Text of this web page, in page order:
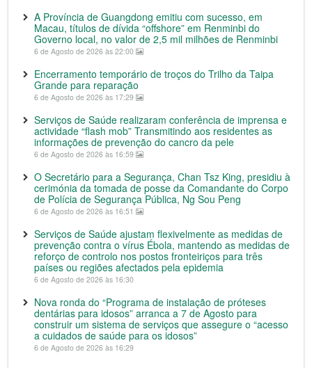
A Província de Guangdong emitiu com sucesso, em
Macau, títulos de dívida “offshore” em Renminbi do
Governo local, no valor de 2,5 mil milhões de Renminbi
6 de Agosto de 2026 às 22:00
Encerramento temporário de troços do Trilho da Taipa
Grande para reparação
6 de Agosto de 2026 às 17:29
Serviços de Saúde realizaram conferência de imprensa e
actividade “flash mob” Transmitindo aos residentes as
informações de prevenção do cancro da pele
6 de Agosto de 2026 às 16:59
O Secretário para a Segurança, Chan Tsz King, presidiu à
cerimónia da tomada de posse da Comandante do Corpo
de Polícia de Segurança Pública, Ng Sou Peng
6 de Agosto de 2026 às 16:51
Serviços de Saúde ajustam flexivelmente as medidas de
prevenção contra o vírus Ébola, mantendo as medidas de
reforço de controlo nos postos fronteiriços para três
países ou regiões afectados pela epidemia
6 de Agosto de 2026 às 16:30
Nova ronda do “Programa de instalação de próteses
dentárias para idosos” arranca a 7 de Agosto para
construir um sistema de serviços que assegure o “acesso
a cuidados de saúde para os idosos”
6 de Agosto de 2026 às 16:29